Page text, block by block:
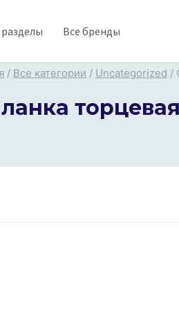
Все бренды
/ Все категории / Uncategorized /